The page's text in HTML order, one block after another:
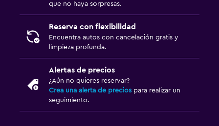
que no haya sorpresas.
Reserva con flexibilidad
Encuentra autos con cancelación gratis y
limpieza profunda.
Alertas de precios
¿Aún no quieres reservar?
Crea una alerta de precios para realizar un
seguimiento.